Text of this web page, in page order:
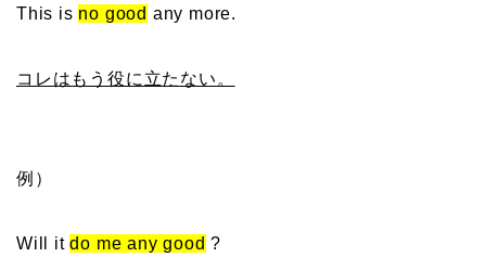
This is no good any more.
コレはもう役に立たない。
例）
Will itdo me any good ?